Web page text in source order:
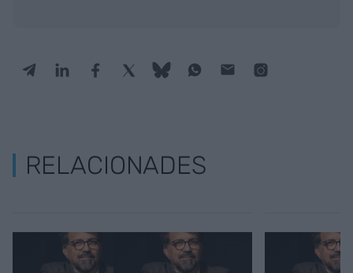
RELACIONADES